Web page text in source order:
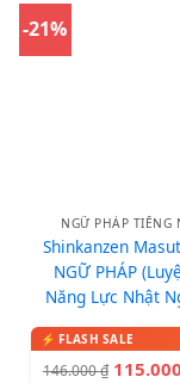
-21%
NGỮ PHÁP TIẾNG
Shinkanzen
NGỮ PHÁP
Năng Lực Nhật
146.000₫ 115.000